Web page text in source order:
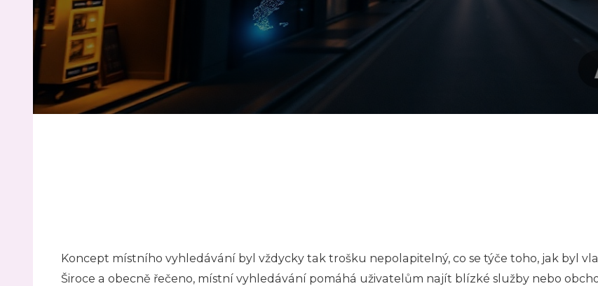
Koncept místního vyhledávání byl vždycky tak trošku nepolapitelný, co se týče toho, jak byl
Široce a obecně řečeno, místní vyhledávání pomáhá uživatelům najít blízké služby nebo